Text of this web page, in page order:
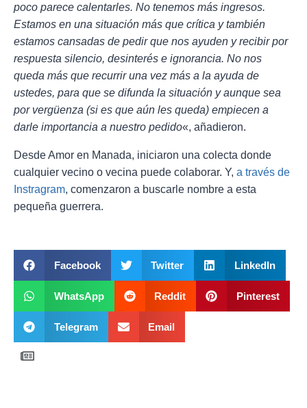
poco parece calentarles. No tenemos más ingresos.
Estamos en una situación más que crítica y también
estamos cansadas de pedir que nos ayuden y recibir por
respuesta silencio, desinterés e ignorancia. No nos
queda más que recurrir una vez más a la ayuda de
ustedes, para que se difunda la situación y aunque sea
por vergüenza (si es que aún les queda) empiecen a
darle importancia a nuestro pedido«, añadieron.
Desde Amor en Manada, iniciaron una colecta donde
cualquier vecino o vecina puede colaborar. Y, a través de
Instragram, comenzaron a buscarle nombre a esta
pequeña guerrera.
Facebook Twitter LinkedIn
WhatsApp Reddit Pinterest
Telegram Email